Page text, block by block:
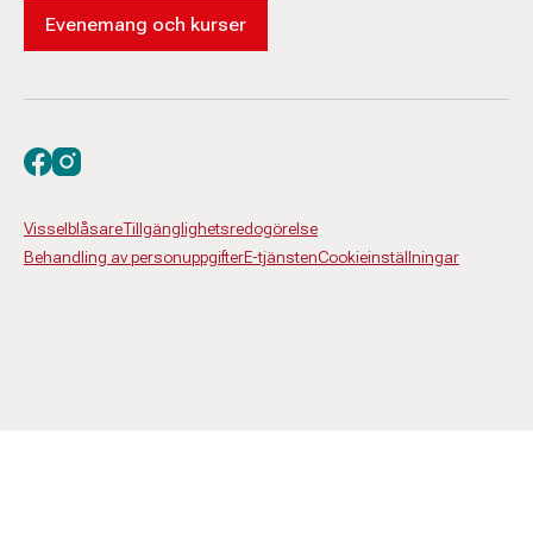
Evenemang och kurser
VisselblåsareTillgänglighetsredogörelse
Behandling av personuppgifterE-tjänstenCookieinställningar
Besök oss på facebook
Besök oss på instagram